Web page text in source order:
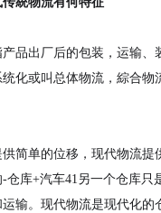
品出厂后的包装，运输、
化或叫总体物流，綜合物
简单的位移，现代物流提
仓库+汽车41另一个仓库只
输。现代物流是现代化的